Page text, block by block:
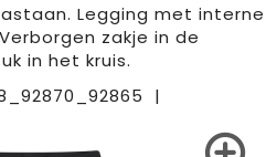
Legging met interne
zakje in de
in het kruis.